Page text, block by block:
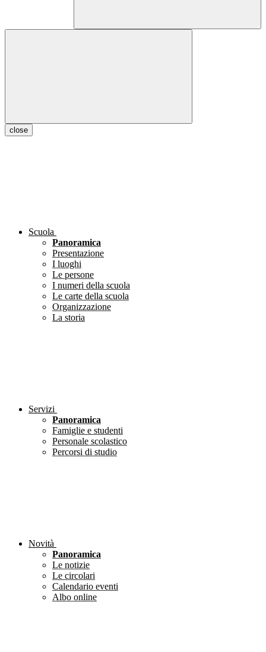
close
Scuola
Panoramica
Presentazione
I luoghi
Le persone
I numeri della scuola
Le carte della scuola
Organizzazione
La storia
Servizi
Panoramica
Famiglie e studenti
Personale scolastico
Percorsi di studio
Novità
Panoramica
Le notizie
Le circolari
Calendario eventi
Albo online